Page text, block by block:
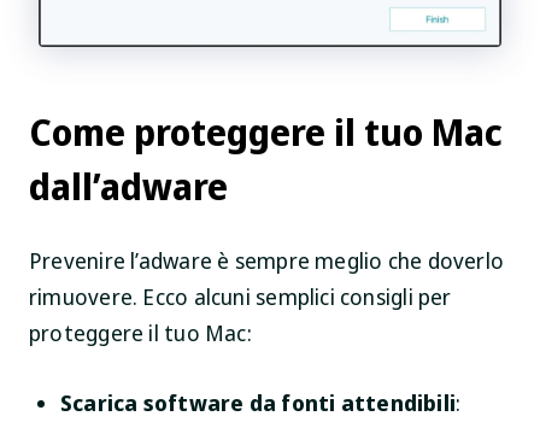
Come proteggere il tuo Mac
dall’adware
Prevenire l’adware è sempre meglio che doverlo
rimuovere. Ecco alcuni semplici consigli per
proteggere il tuo Mac:
Scarica software da fonti attendibili: